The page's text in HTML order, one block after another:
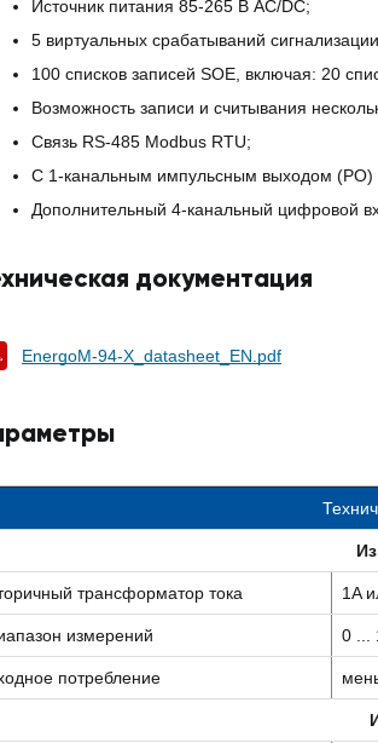
Источник питания 85-265 В AC/DC;
5 виртуальных срабатываний
100 списков записей SOE, включая: 20
Возможность записи и считывания
Связь RS-485 Modbus RTU;
С 1-канальным импульсным выходом (PO)
Дополнительный 4-канальный цифровой
документация
EnergoM-94-X_datasheet_EN.pdf
трансформатор тока 1A
измерений 0 ...
потребление